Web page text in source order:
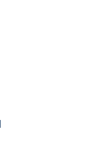
dans la mythologie